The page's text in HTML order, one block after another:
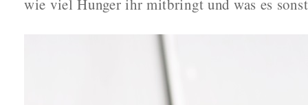
wie viel Hunger ihr mitbringt und was es